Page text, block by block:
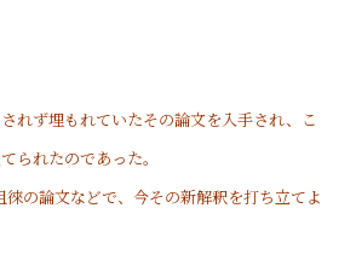
れず埋もれていたその論文を入手され、こ
られたのであった。
徠の論文などで、今その新解釈を打ち立て